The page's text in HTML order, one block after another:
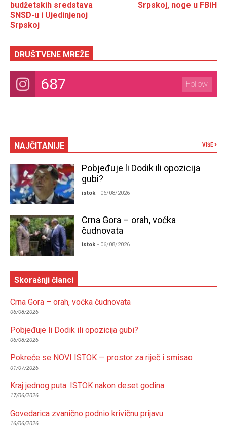
budžetskih sredstava
SNSD-u i Ujedinjenoj
Srpskoj
Srpskoj, noge u FBiH
DRUŠTVENE MREŽE
687 Follow
NAJČITANIJE VIŠE
Pobjeđuje li Dodik ili opozicija
gubi?
istok - 06/08/2026
Crna Gora – orah, voćka
čudnovata
istok - 06/08/2026
Skorašnji članci
Crna Gora – orah, voćka čudnovata
06/08/2026
Pobjeđuje li Dodik ili opozicija gubi?
06/08/2026
Pokreće se NOVI ISTOK — prostor za riječ i smisao
01/07/2026
Kraj jednog puta: ISTOK nakon deset godina
17/06/2026
Govedarica zvanično podnio krivičnu prijavu
16/06/2026